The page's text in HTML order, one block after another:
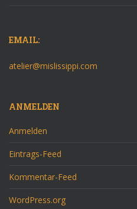
EMAIL:
atelier@mislissippi.com
ANMELDEN
Anmelden
Eintrags-Feed
Kommentar-Feed
WordPress.org